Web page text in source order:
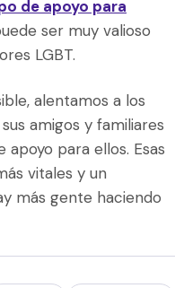
de apoyo para
ser muy valioso
LGBT.
alentamos a los
amigos y familiares
para ellos. Esas
vitales y un
más gente haciendo